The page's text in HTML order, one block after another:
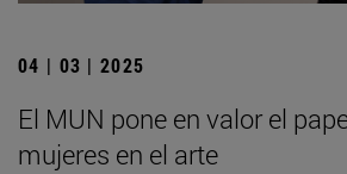
04 | 03 | 2025
El MUN pone en valor el
mujeres en el arte